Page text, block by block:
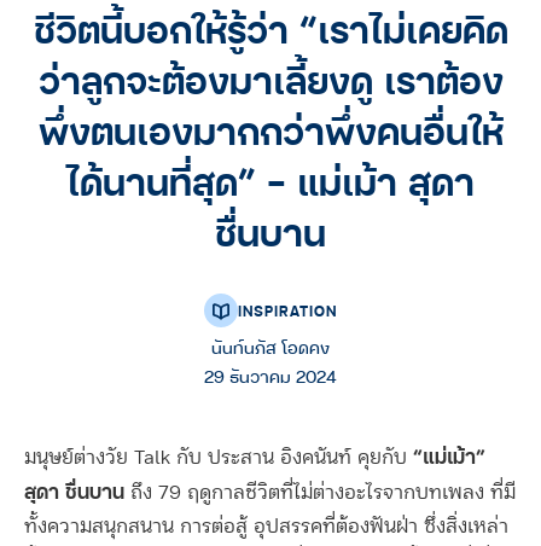
ชีวิตนี้บอกให้รู้ว่า “เราไม่เคยคิด
ว่าลูกจะต้องมาเลี้ยงดู เราต้อง
พึ่งตนเองมากกว่าพึ่งคนอื่นให้
ได้นานที่สุด” – แม่เม้า สุดา
ชื่นบาน
INSPIRATION
นันท์นภัส โอดคง
29 ธันวาคม 2024
มนุษย์ต่างวัย Talk กับ ประสาน อิงคนันท์ คุยกับ “แม่เม้า”
สุดา ชื่นบาน ถึง 79 ฤดูกาลชีวิตที่ไม่ต่างอะไรจากบทเพลง ที่มี
ทั้งความสนุกสนาน การต่อสู้ อุปสรรคที่ต้องฟันฝ่า ซึ่งสิ่งเหล่า